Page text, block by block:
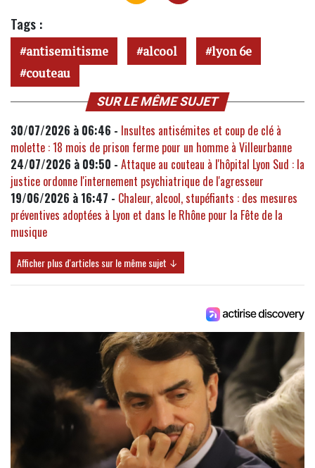
Tags :
antisemitisme alcool
lyon 6e
couteau
SUR LE MÊME SUJET
30/07/2026 à 06:46 - Insultes antisémites et coup de clé à
molette : 18 mois de prison ferme pour un homme à Villeurbanne
24/07/2026 à 09:50 - Attaque au couteau à l'hôpital Lyon Sud : la
justice ordonne l'internement psychiatrique de l'agresseur
19/06/2026 à 16:47 - Chaleur, alcool, stupéfiants : des mesures
préventives adoptées à Lyon et dans le Rhône pour la Fête de la
musique
Afficher plus d'articles sur le même sujet ↓